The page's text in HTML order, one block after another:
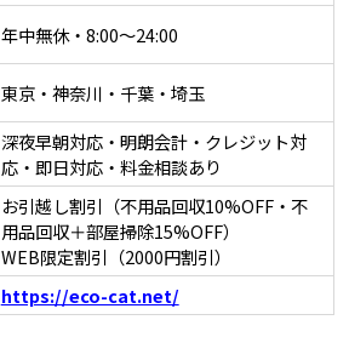
年中無休・8:00～24:00
東京・神奈川・千葉・埼玉
深夜早朝対応・明朗会計・クレジット対
応・即日対応・料金相談あり
お引越し割引（不用品回収10%OFF・不
用品回収＋部屋掃除15%OFF）
WEB限定割引（2000円割引）
https://eco-cat.net/